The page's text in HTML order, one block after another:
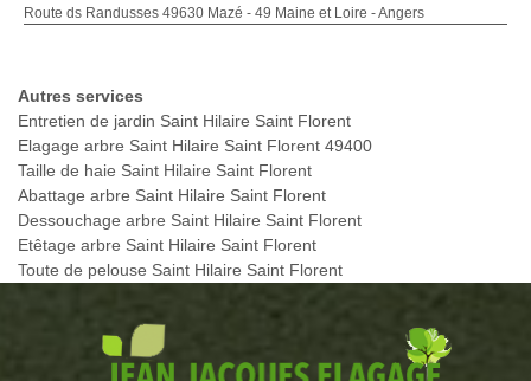
Route ds Randusses 49630 Mazé - 49 Maine et Loire - Angers
Autres services
Entretien de jardin Saint Hilaire Saint Florent
Elagage arbre Saint Hilaire Saint Florent 49400
Taille de haie Saint Hilaire Saint Florent
Abattage arbre Saint Hilaire Saint Florent
Dessouchage arbre Saint Hilaire Saint Florent
Etêtage arbre Saint Hilaire Saint Florent
Toute de pelouse Saint Hilaire Saint Florent